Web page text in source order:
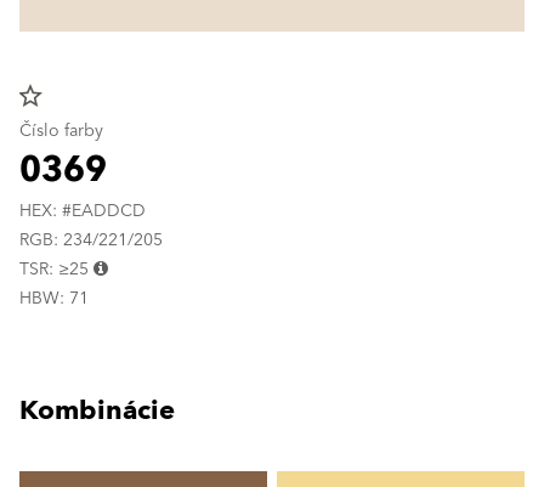
star_border
Číslo farby
0369
HEX: #EADDCD
RGB: 234/221/205
TSR: ≥25
HBW: 71
Kombinácie